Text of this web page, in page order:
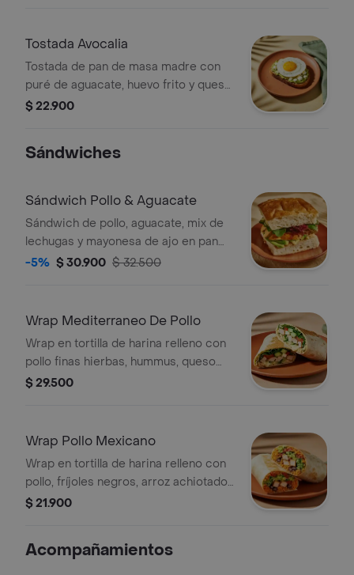
Tostada Avocalia
Tostada de pan de masa madre con
puré de aguacate, huevo frito y queso
feta.
$ 22.900
Sándwiches
Sándwich Pollo & Aguacate
Sándwich de pollo, aguacate, mix de
lechugas y mayonesa de ajo en pan
focaccia de masa madre.
-5% $ 30.900 $ 32.500
Wrap Mediterraneo De Pollo
Wrap en tortilla de harina relleno con
pollo finas hierbas, hummus, queso
mozzarella, queso feta, espinaca,
$ 29.500
Wrap Pollo Mexicano
Wrap en tortilla de harina relleno con
pollo, fríjoles negros, arroz achiotado,
queso mozzarella, pico de gallo,
$ 21.900
Acompañamientos